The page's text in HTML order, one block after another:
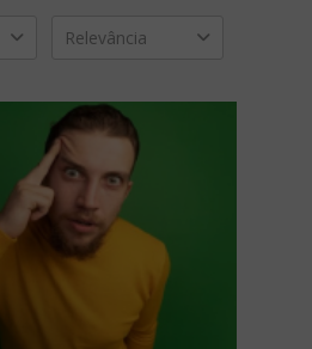
Relevância